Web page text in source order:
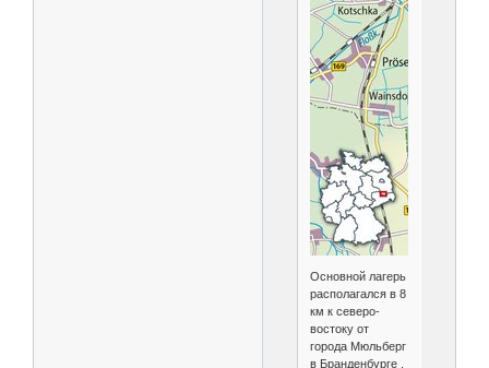
Основной лагерь
располагался в 8
км к северо-
востоку от
города Мюльберг
в Бранденбурге ,